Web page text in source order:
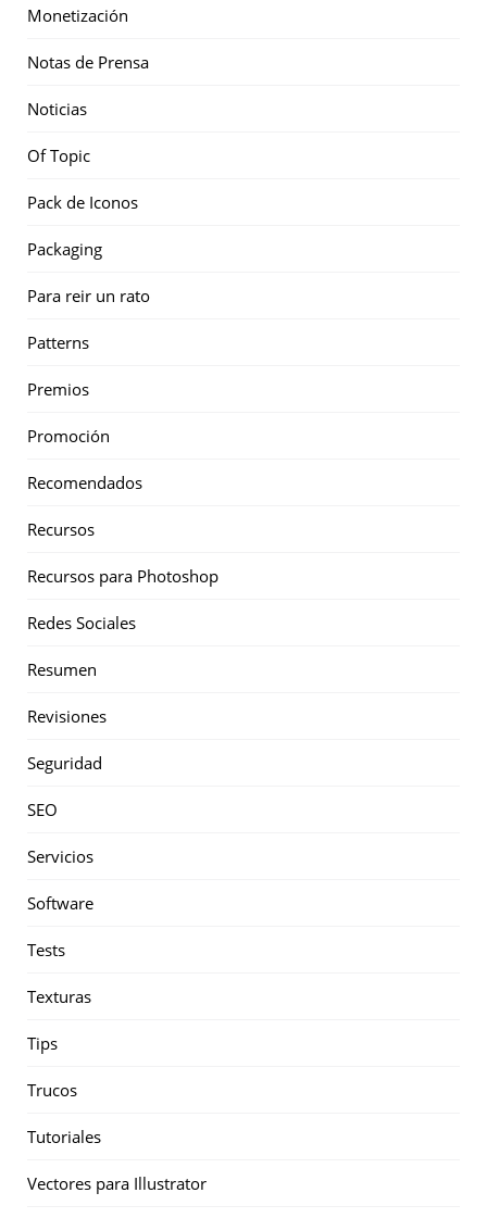
Monetización
Notas de Prensa
Noticias
Of Topic
Pack de Iconos
Packaging
Para reir un rato
Patterns
Premios
Promoción
Recomendados
Recursos
Recursos para Photoshop
Redes Sociales
Resumen
Revisiones
Seguridad
SEO
Servicios
Software
Tests
Texturas
Tips
Trucos
Tutoriales
Vectores para Illustrator